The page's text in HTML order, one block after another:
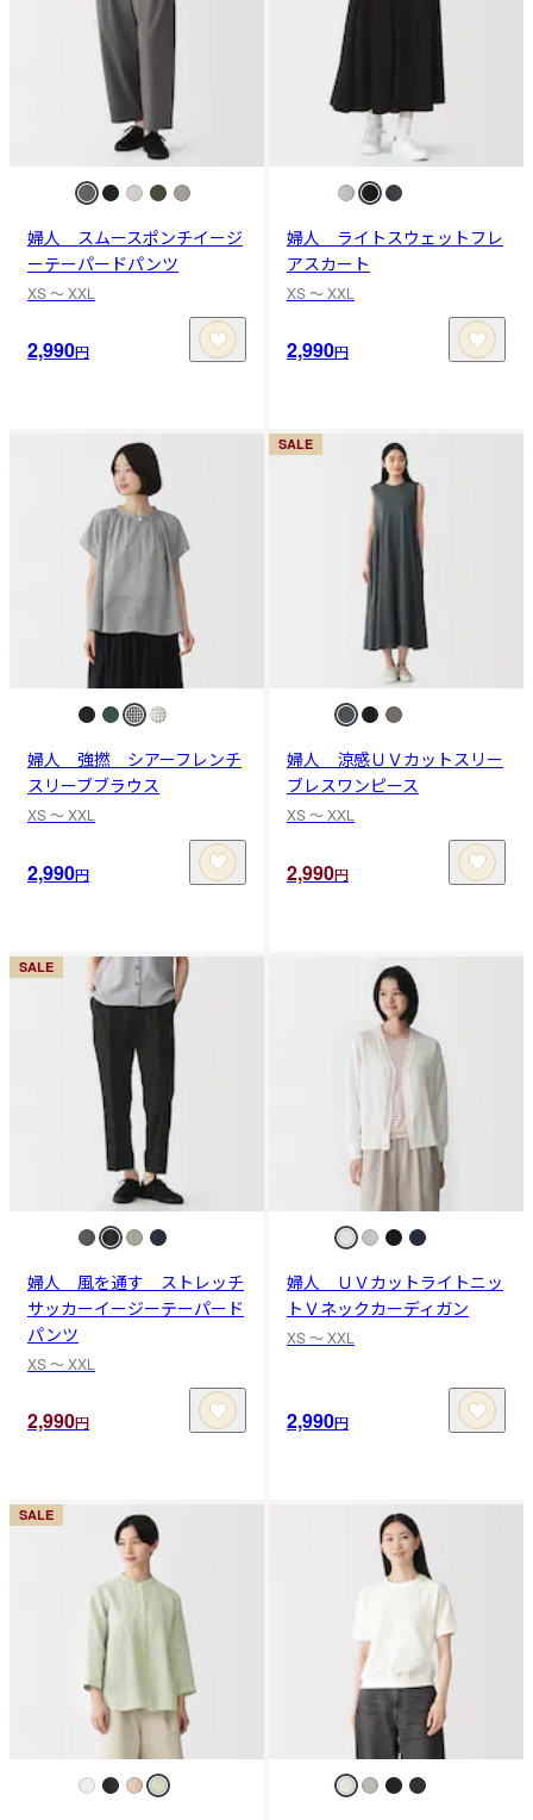
婦人 スムースポンチイージ
ーテーパードパンツ
XS 〜 XXL
2,990円
婦人 ライトスウェットフレ
アスカート
XS 〜 XXL
2,990円
婦人 強撚 シアーフレンチ
スリーブブラウス
XS 〜 XXL
2,990円
SALE
婦人 涼感ＵＶカットスリー
ブレスワンピース
XS 〜 XXL
2,990円
SALE
婦人 風を通す ストレッチ
サッカーイージーテーパード
パンツ
XS 〜 XXL
2,990円
婦人 ＵＶカットライトニッ
トＶネックカーディガン
XS 〜 XXL
2,990円
SALE